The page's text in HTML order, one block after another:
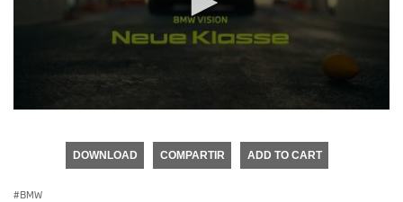
seconds
DOWNLOAD COMPARTIR ADD TO CART
BMW